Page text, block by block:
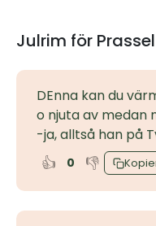
Julrim för Prassel
DEnna kan du
o njuta av medan
-ja, alltså han på
👍 0 👎